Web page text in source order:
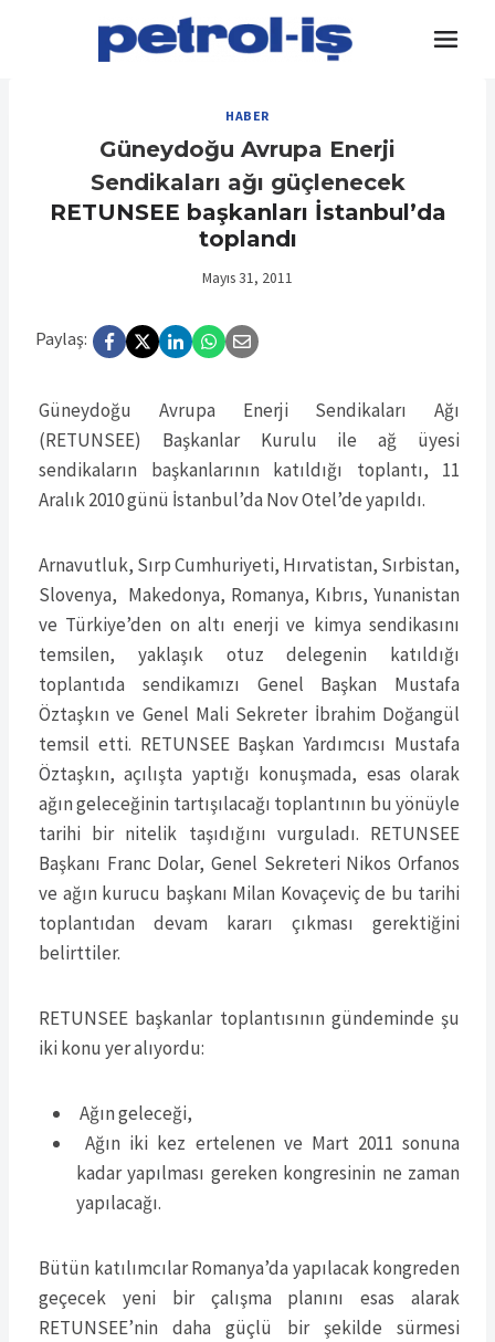
HABER
Güneydoğu Avrupa Enerji
Sendikaları ağı güçlenecek
RETUNSEE başkanları İstanbul’da
toplandı
Mayıs 31, 2011
Paylaş:
Güneydoğu Avrupa Enerji Sendikaları Ağı
(RETUNSEE) Başkanlar Kurulu ile ağ üyesi
sendikaların başkanlarının katıldığı toplantı, 11
Aralık 2010 günü İstanbul’da Nov Otel’de yapıldı.
Arnavutluk, Sırp Cumhuriyeti, Hırvatistan, Sırbistan,
Slovenya, Makedonya, Romanya, Kıbrıs, Yunanistan
ve Türkiye’den on altı enerji ve kimya sendikasını
temsilen, yaklaşık otuz delegenin katıldığı
toplantıda sendikamızı Genel Başkan Mustafa
Öztaşkın ve Genel Mali Sekreter İbrahim Doğangül
temsil etti. RETUNSEE Başkan Yardımcısı Mustafa
Öztaşkın, açılışta yaptığı konuşmada, esas olarak
ağın geleceğinin tartışılacağı toplantının bu yönüyle
tarihi bir nitelik taşıdığını vurguladı. RETUNSEE
Başkanı Franc Dolar, Genel Sekreteri Nikos Orfanos
ve ağın kurucu başkanı Milan Kovaçeviç de bu tarihi
toplantıdan devam kararı çıkması gerektiğini
belirttiler.
RETUNSEE başkanlar toplantısının gündeminde şu
iki konu yer alıyordu:
Ağın geleceği,
Ağın iki kez ertelenen ve Mart 2011 sonuna
kadar yapılması gereken kongresinin ne zaman
yapılacağı.
Bütün katılımcılar Romanya’da yapılacak kongreden
geçecek yeni bir çalışma planını esas alarak
RETUNSEE’nin daha güçlü bir şekilde sürmesi